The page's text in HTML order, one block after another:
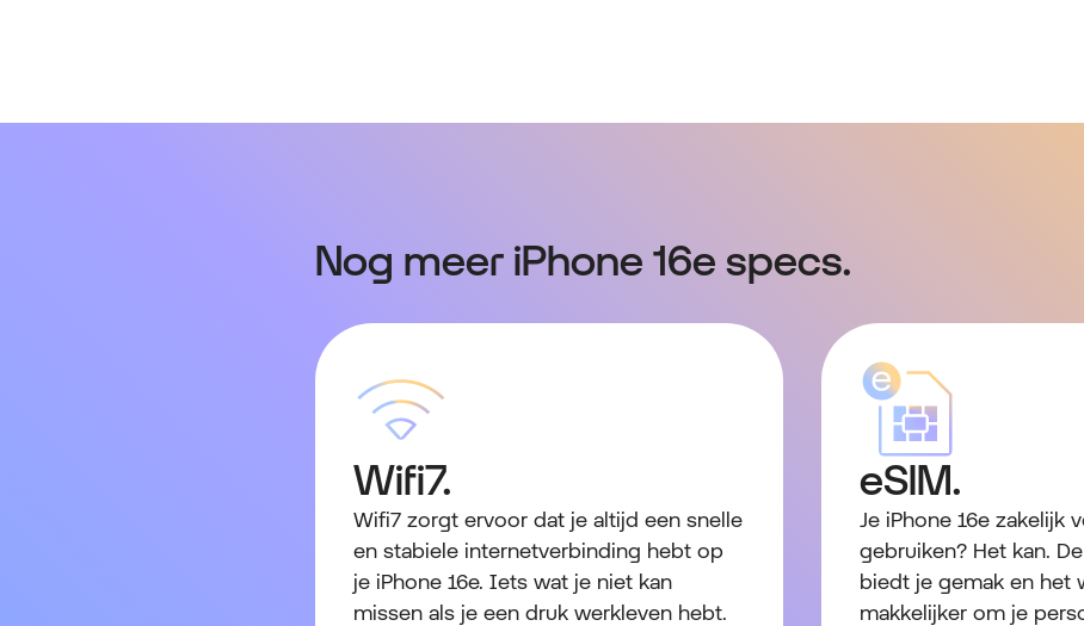
Nog meer iPhone 16e specs.
Wifi7.
Wifi7 zorgt ervoor dat je altijd een snelle
en stabiele internetverbinding hebt op
je iPhone 16e. Iets wat je niet kan
missen als je een druk werkleven hebt.
eSIM.
Je iPhone 16e zakelijk
gebruiken? Het kan.
biedt je gemak en het
makkelijker om je